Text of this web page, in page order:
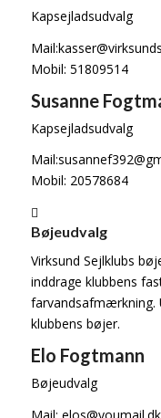
Kapsejladsudvalg
Mobil: 51809514
Susanne
Kapsejladsudvalg
Mobil: 20578684
Bøjeudvalg
Virksund Sejlklubs
inddrage klubbens
farvandsafmærkning.
klubbens bøjer.
Elo Fogtmann
Bøjeudvalg